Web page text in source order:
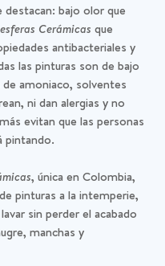
bajo olor que
Cerámicas que
antibacteriales y
las pinturas son de bajo
de amoniaco, solventes
ni dan alergias y no
evitan que las personas
pintando.
, única en Colombia,
pinturas a la intemperie,
sin perder el acabado
manchas y